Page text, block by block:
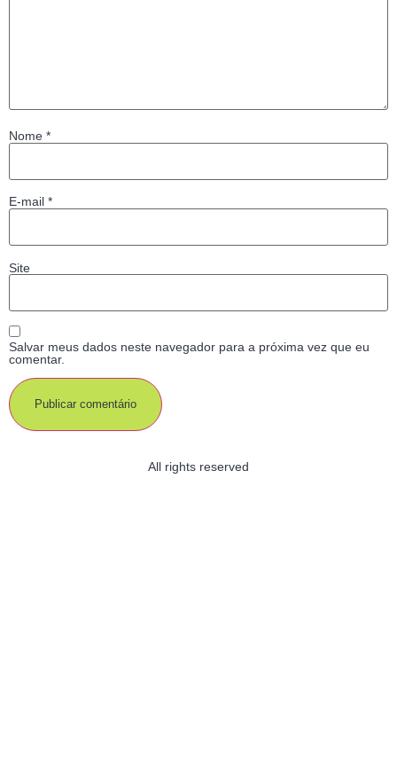
Nome *
E-mail *
Site
Salvar meus dados neste navegador para a próxima vez que eu
comentar.
All rights reserved